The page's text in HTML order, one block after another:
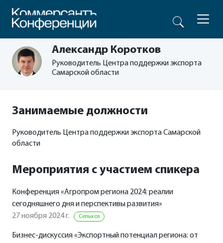
Александр Коротков
Руководитель Центра поддержки экспорта
Самарской области
Занимаемые должности
Руководитель Центра поддержки экспорта Самарской
области
Мероприятия с участием спикера
Конференция «Агропром региона 2024: реалии
сегодняшнего дня и перспективы развития»
27 ноября 2024 г.
Сельхоз
Бизнес-дискуссия «Экспортный потенциал региона: от